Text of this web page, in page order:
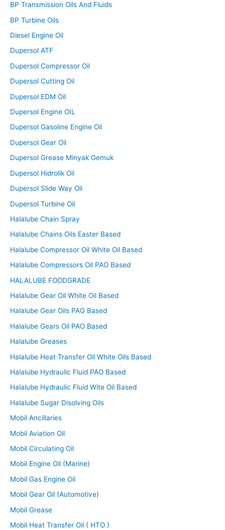
BP Transmission Oils And Fluids
BP Turbine Oils
Diesel Engine Oil
Dupersol ATF
Dupersol Compressor Oil
Dupersol Cutting Oil
Dupersol EDM Oil
Dupersol Engine OIL
Dupersol Gasoline Engine Oil
Dupersol Gear Oil
Dupersol Grease Minyak Gemuk
Dupersol Hidrolik Oil
Dupersol Slide Way Oil
Dupersol Turbine Oil
Halalube Chain Spray
Halalube Chains Oils Easter Based
Halalube Compressor Oil White Oil Based
Halalube Compressors Oil PAO Based
HALALUBE FOODGRADE
Halalube Gear Oil White Oil Based
Halalube Gear Oils PAG Based
Halalube Gears Oil PAO Based
Halalube Greases
Halalube Heat Transfer Oil White Oils Based
Halalube Hydraulic Fluid PAO Based
Halalube Hydraulic Fluid Wite Oil Based
Halalube Sugar Disolving Oils
Mobil Ancillaries
Mobil Aviation Oil
Mobil Circulating Oil
Mobil Engine Oil (Marine)
Mobil Gas Engine Oil
Mobil Gear Oil (Automotive)
Mobil Grease
Mobil Heat Transfer Oil ( HTO )